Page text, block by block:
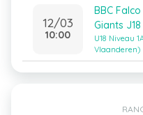
12/03
10:00
BBC
Giants J18
U18 Niveau
Vlaanderen)